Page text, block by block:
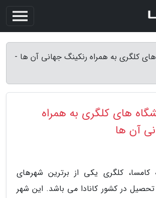
کلگری به همراه رنکینگ جهانی آن ها -
های کلگری به همراه
آن ها
کامسا، کلگری یکی از برترین شهرهای
در کشور کانادا می باشد. این شهر